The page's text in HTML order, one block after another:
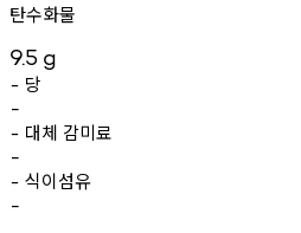
탄수화물
9.5 g
- 당
-
- 대체 감미료
-
- 식이섬유
-